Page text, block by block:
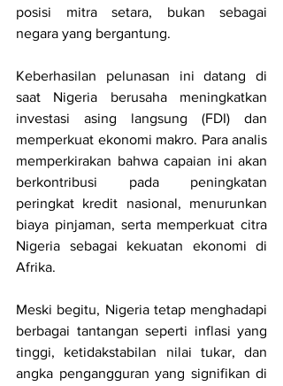
posisi mitra setara, bukan sebagai
negara yang bergantung.
Keberhasilan pelunasan ini datang di
saat Nigeria berusaha meningkatkan
investasi asing langsung (FDI) dan
memperkuat ekonomi makro. Para analis
memperkirakan bahwa capaian ini akan
berkontribusi pada peningkatan
peringkat kredit nasional, menurunkan
biaya pinjaman, serta memperkuat citra
Nigeria sebagai kekuatan ekonomi di
Afrika.
Meski begitu, Nigeria tetap menghadapi
berbagai tantangan seperti inflasi yang
tinggi, ketidakstabilan nilai tukar, dan
angka pengangguran yang signifikan di